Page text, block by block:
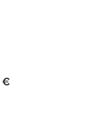
€Plage